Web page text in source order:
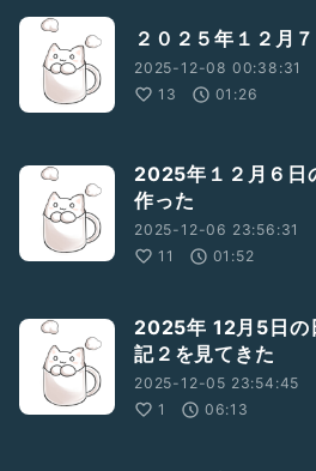
２０２５年１２月
2025-12-08 00:38:31
13
01:26
2025年１２月６日
作った
2025-12-06 23:56:31
11
01:52
2025年 12月5日の
記２を見てきた
2025-12-05 23:54:45
1
06:13